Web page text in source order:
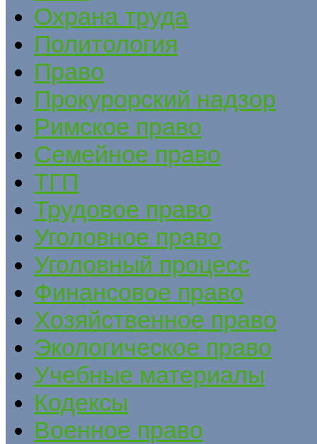
Охрана труда
Политология
Право
Прокурорский надзор
Римское право
Семейное право
ТГП
Трудовое право
Уголовное право
Уголовный процесс
Финансовое право
Хозяйственное право
Экологическое право
Учебные материалы
Кодексы
Военное право